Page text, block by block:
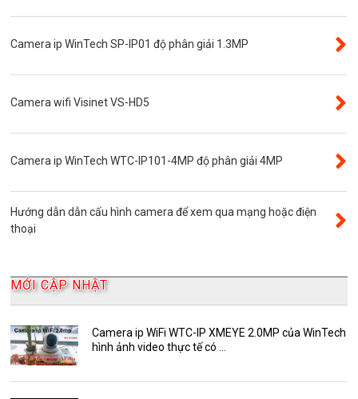
Đầu ghi camera ip
Giới thiệu
VR Camera
YooSee
AKwell
Bảng Báo Giá AKwell
Bộ Camera Quan sát
Camera Zoom
HDParagon
Camera ip WinTech SP-IP01 độ phân giải 1.3MP
Camera wifi Visinet VS-HD5
Camera ip WinTech WTC-IP101-4MP độ phân giải 4MP
Hướng dẫn dẫn cấu hình camera để xem qua mạng hoặc điện
thoại
MỚI CẬP NHẬT
Camera ip WiFi WTC-IP XMEYE 2.0MP của WinTech
hình ảnh video thực tế có ...